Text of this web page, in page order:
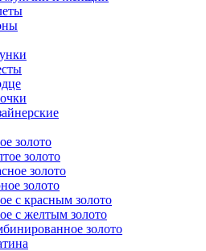
золото
золото
золото
золото
с красным золото
с желтым золото
золото